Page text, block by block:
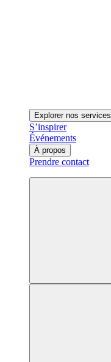
Explorer nos services
S’inspirer
Événements
À propos
Prendre contact